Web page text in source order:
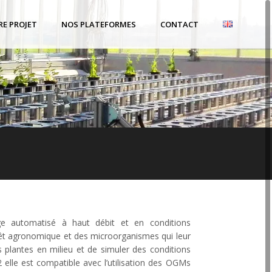
PROJET NOS PLATEFORMES CONTACT
automatisé à haut débit et en conditions
agronomique et des microorganismes qui leur
en milieu et de simuler des conditions
est compatible avec l’utilisation des OGMs